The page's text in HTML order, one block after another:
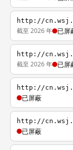
http://
截至 2026 年 已屏
http://
截至 2026 年 已屏
http://
已屏蔽
http://
已屏蔽